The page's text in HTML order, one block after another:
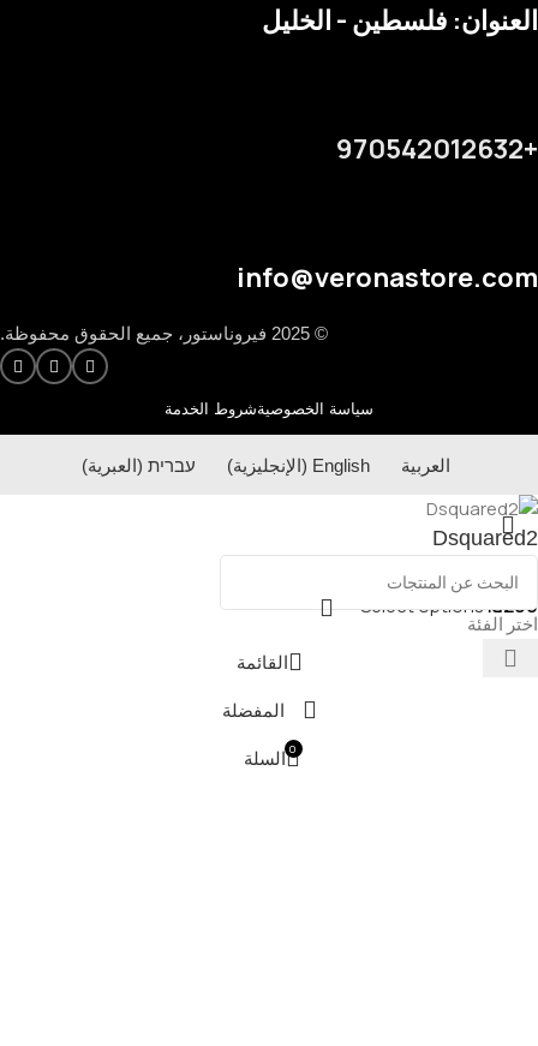
العنوان: فلسطين - الخليل
+970542012632
info@veronastore.com
© 2025 فيروناستور، جميع الحقوق محفوظة.
سياسة الخصوصيةشروط الخدمة
العربية English
(الإنجليزية) עברית (العبرية)
اختر الفئة
Dsquared2
₪200
Select options
القائمة
المفضلة
0 السلة